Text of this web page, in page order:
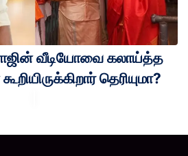
வீடியோவை கலாய்த்த
தெரியுமா?